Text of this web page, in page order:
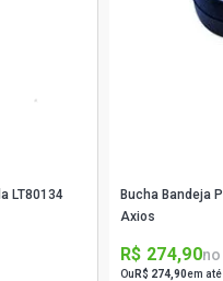
LT80134
Bucha Bandeja
Axios
R$ 274,90no
Ou R$ 274,90em